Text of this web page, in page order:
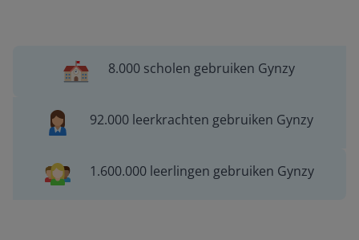
8.000 scholen gebruiken Gynzy
92.000 leerkrachten gebruiken Gynzy
1.600.000 leerlingen gebruiken Gynzy